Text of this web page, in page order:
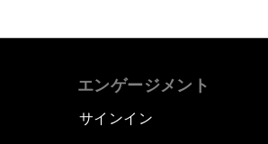
エンゲージメント
サインイン